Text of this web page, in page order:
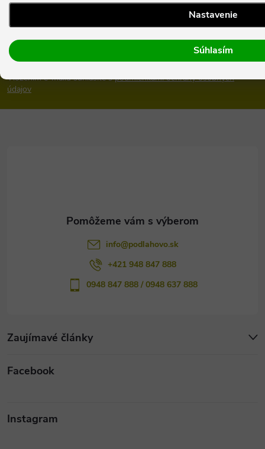
Nastavenie
Súhlasím
Z
á
p
Odoberať newsletter
Vložením e-mailu súhlasíte spodmienkami ochrany osobných
údajov
ODOBERAŤ
Zaujímavé články
info@podlahovo.sk
+421 948 847 888
0948 847 888 / 0948 637 888
Facebook
Instagram